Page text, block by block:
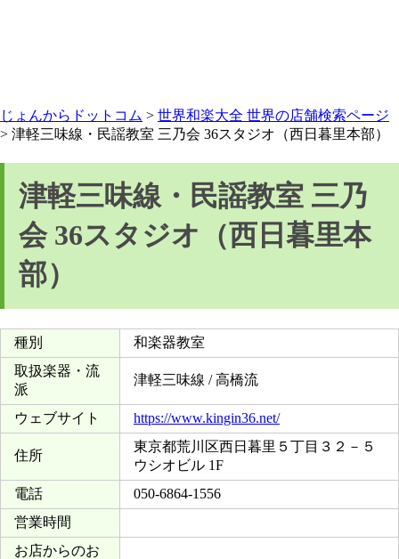
じょんからドットコム > 世界和楽大全 世界の店舗検索ページ
> 津軽三味線・民謡教室 三乃会 36スタジオ（西日暮里本部）
津軽三味線・民謡教室 三乃
会 36スタジオ（西日暮里本
部）
種別
和楽器教室
取扱楽器・流
派
津軽三味線 / 高橋流
ウェブサイト https://www.kingin36.net/
住所
東京都荒川区西日暮里５丁目３２－５
ウシオビル 1F
電話
050-6864-1556
営業時間
お店からのお